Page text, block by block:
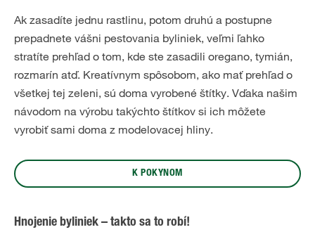
Ak zasadíte jednu rastlinu, potom druhú a postupne
prepadnete vášni pestovania byliniek, veľmi ľahko
stratíte prehľad o tom, kde ste zasadili oregano, tymián,
rozmarín atď. Kreatívnym spôsobom, ako mať prehľad o
všetkej tej zeleni, sú doma vyrobené štítky. Vďaka našim
návodom na výrobu takýchto štítkov si ich môžete
vyrobiť sami doma z modelovacej hliny.
K POKYNOM
Hnojenie byliniek – takto sa to robí!